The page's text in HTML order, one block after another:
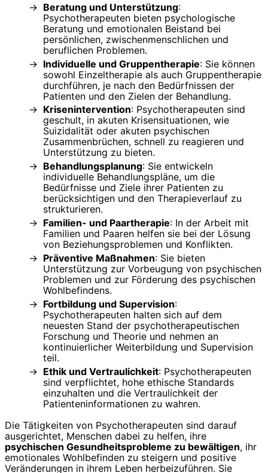
Beratung und Unterstützung:
Psychotherapeuten bieten psychologische
Beratung und emotionalen Beistand bei
persönlichen, zwischenmenschlichen und
beruflichen Problemen.
Individuelle und Gruppentherapie: Sie können
sowohl Einzeltherapie als auch Gruppentherapie
durchführen, je nach den Bedürfnissen der
Patienten und den Zielen der Behandlung.
Krisenintervention: Psychotherapeuten sind
geschult, in akuten Krisensituationen, wie
Suizidalität oder akuten psychischen
Zusammenbrüchen, schnell zu reagieren und
Unterstützung zu bieten.
Behandlungsplanung: Sie entwickeln
individuelle Behandlungspläne, um die
Bedürfnisse und Ziele ihrer Patienten zu
berücksichtigen und den Therapieverlauf zu
strukturieren.
Familien- und Paartherapie: In der Arbeit mit
Familien und Paaren helfen sie bei der Lösung
von Beziehungsproblemen und Konflikten.
Präventive Maßnahmen: Sie bieten
Unterstützung zur Vorbeugung von psychischen
Problemen und zur Förderung des psychischen
Wohlbefindens.
Fortbildung und Supervision:
Psychotherapeuten halten sich auf dem
neuesten Stand der psychotherapeutischen
Forschung und Theorie und nehmen an
kontinuierlicher Weiterbildung und Supervision
teil.
Ethik und Vertraulichkeit: Psychotherapeuten
sind verpflichtet, hohe ethische Standards
einzuhalten und die Vertraulichkeit der
Patienteninformationen zu wahren.
Die Tätigkeiten von Psychotherapeuten sind darauf
ausgerichtet, Menschen dabei zu helfen, ihre
psychischen Gesundheitsprobleme zu bewältigen, ihr
emotionales Wohlbefinden zu steigern und positive
Veränderungen in ihrem Leben herbeizuführen. Sie